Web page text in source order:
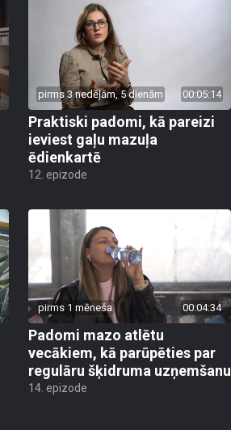
pirms 3 nedēļām, 5 dienām 00:05:14
Praktiski padomi, kā pareizi
ieviest gaļu mazuļa
ēdienkartē
12. epizode
pirms 1 mēneša 00:04:34
Padomi mazo atlētu
vecākiem, kā parūpēties par
regulāru šķidruma uzņemšanu
14. epizode